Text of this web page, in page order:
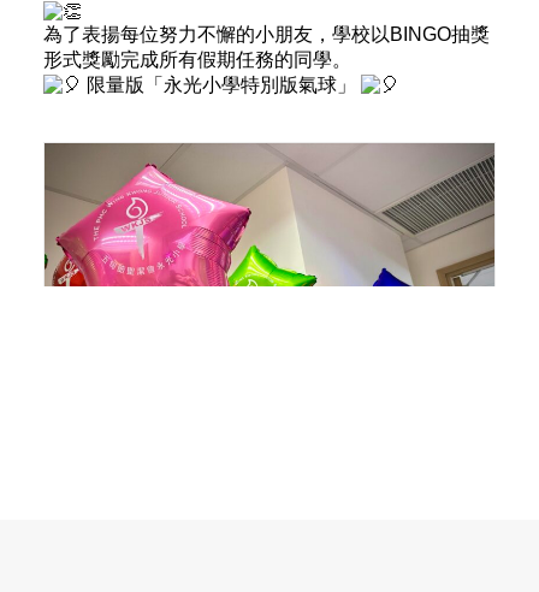
為了表揚每位努力不懈的小朋友，學校以BINGO抽獎
形式獎勵完成所有假期任務的同學。
限量版「永光小學特別版氣球」